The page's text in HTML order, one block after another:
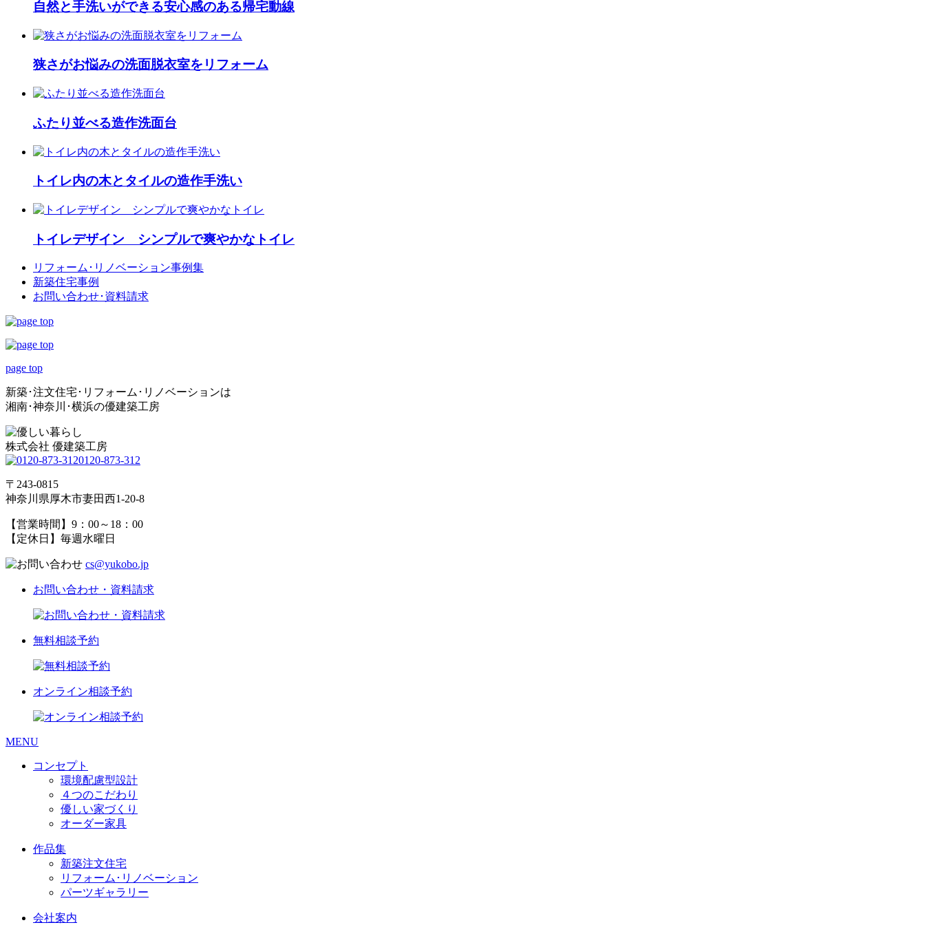
自然と手洗いができる安心感のある帰宅動線
狭さがお悩みの洗面脱衣室をリフォーム
ふたり並べる造作洗面台
トイレ内の木とタイルの造作手洗い
トイレデザイン シンプルで爽やかなトイレ
リフォーム･ リノベーション事例集
新築住宅事例
お問い合わせ･ 資料請求
page top
新築･注文住宅･リフォーム･リノベーションは
湘南･神奈川･横浜の優建築工房
株式会社 優建築工房
0120-873-312
〒243-0815
神奈川県厚木市妻田西1-20-8
【営業時間】9：00～18：00
【定休日】毎週水曜日
cs@yukobo.jp
お問い合わせ・資料請求
無料相談予約
オンライン相談予約
MENU
コンセプト
環境配慮型設計
４つのこだわり
優しい家づくり
オーダー家具
作品集
新築注文住宅
リフォーム･リノベーション
パーツギャラリー
会社案内